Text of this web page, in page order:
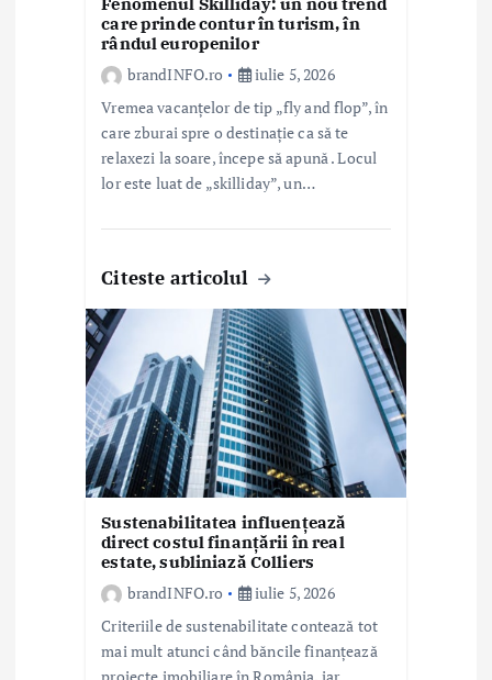
care prinde contur în turism, în
rândul europenilor
brandINFO.ro
iulie 5, 2026
Vremea vacanțelor de tip „fly and flop”, în
care zburai spre o destinație ca să te
relaxezi la soare, începe să apună . Locul
lor este luat de „skilliday”, un…
Citeste articolul
Sustenabilitatea influențează
direct costul finanțării în real
estate, subliniază Colliers
brandINFO.ro
iulie 5, 2026
Criteriile de sustenabilitate contează tot
mai mult atunci când băncile finanțează